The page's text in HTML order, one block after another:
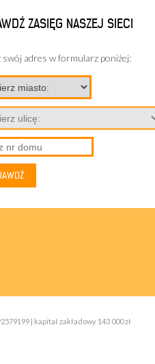
ZASIĘG NASZEJ SIECI
swój adres w formularz poniżej:
| kapitał zakładowy 143 000 zł